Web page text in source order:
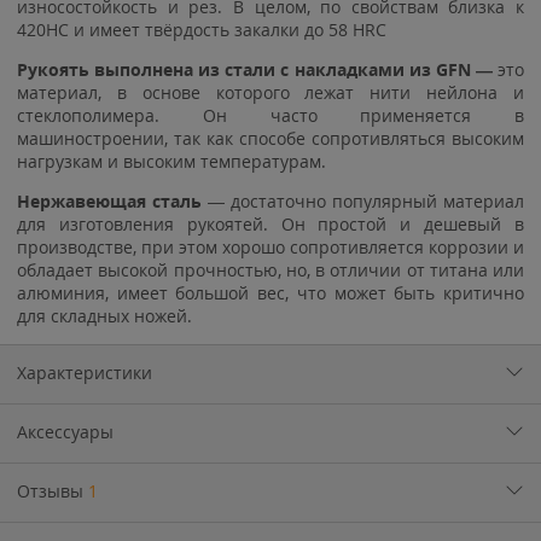
износостойкость и рез. В целом, по свойствам близка к
420HC и имеет твёрдость закалки до 58 HRC
Рукоять выполнена из стали с накладками из GFN —это
материал, в основе которого лежат нити нейлона и
стеклополимера. Он часто применяется в
машиностроении, так как способе сопротивляться высоким
нагрузкам и высоким температурам.
Нержавеющая сталь — достаточно популярный материал
для изготовления рукоятей. Он простой и дешевый в
производстве, при этом хорошо сопротивляется коррозии и
обладает высокой прочностью, но, в отличии от титана или
алюминия, имеет большой вес, что может быть критично
для складных ножей.
Характеристики
Аксессуары
Отзывы 1